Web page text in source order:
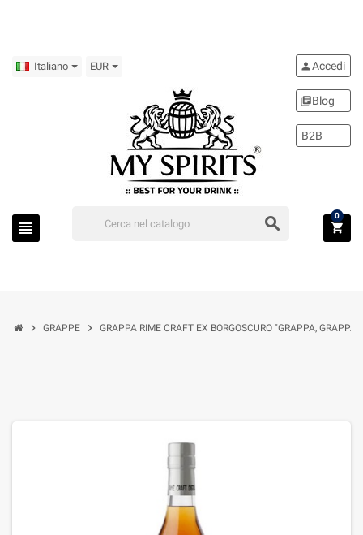
Italiano EUR
view_headline search
personAccedi
library_booksBlog
B2B
shopping_cart
0
chevron_right GRAPPE chevron_right GRAPPA RIME CRAFT EX BORGOSCURO "GRAPPA,